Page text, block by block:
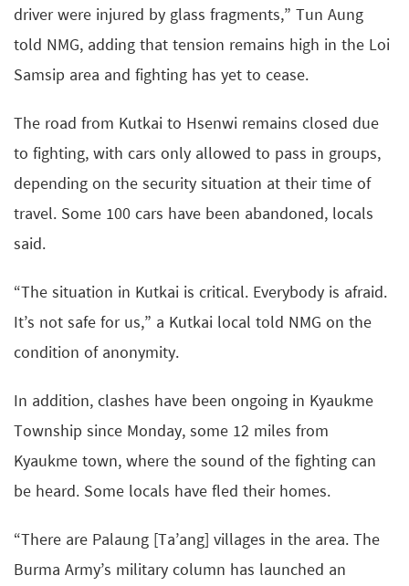
driver were injured by glass fragments,” Tun Aung
told NMG, adding that tension remains high in the Loi
Samsip area and fighting has yet to cease.
The road from Kutkai to Hsenwi remains closed due
to fighting, with cars only allowed to pass in groups,
depending on the security situation at their time of
travel. Some 100 cars have been abandoned, locals
said.
“The situation in Kutkai is critical. Everybody is afraid.
It’s not safe for us,” a Kutkai local told NMG on the
condition of anonymity.
In addition, clashes have been ongoing in Kyaukme
Township since Monday, some 12 miles from
Kyaukme town, where the sound of the fighting can
be heard. Some locals have fled their homes.
“There are Palaung [Ta’ang] villages in the area. The
Burma Army’s military column has launched an